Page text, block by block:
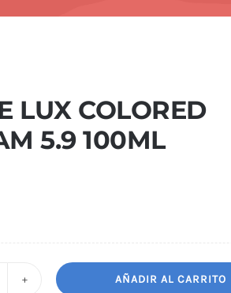
LUX COLORED
5.9 100ML
AÑADIR AL CARRITO